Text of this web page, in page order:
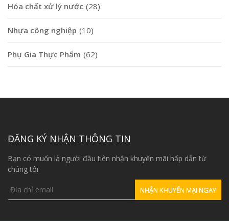
Hóa chất xử lý nước (28)
Nhựa công nghiệp (10)
Phụ Gia Thực Phẩm (62)
ĐĂNG KÝ NHẬN THÔNG TIN
Bạn có muốn là người đầu tiên nhận khuyến mãi hấp dẫn từ
chúng tôi